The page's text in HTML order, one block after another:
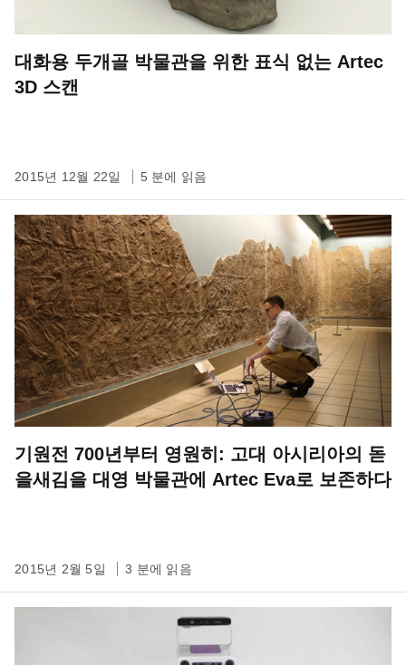
대화용 두개골 박물관을 위한 표식 없는 Artec
3D 스캔
2015년 12월 22일 5 분에 읽음
기원전 700년부터 영원히: 고대 아시리아의 돋
을새김을 대영 박물관에 Artec Eva로 보존하다
2015년 2월 5일 3 분에 읽음